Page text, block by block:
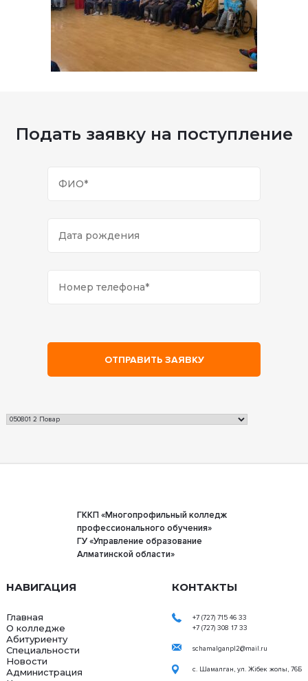
Подать заявку на поступление
ГККП «Многопрофильный колледж
профессионального обучения»
ГУ «Управление образование
Алматинской области»
НАВИГАЦИЯ
Главная
О колледже
Абитуриенту
Специальности
Новости
Администрация
КОНТАКТЫ
+7 (727) 715 46 33
+7 (727) 308 17 33
schamalganpl2@mail.ru
с. Шамалган, ул. Жібек жолы, 76Б